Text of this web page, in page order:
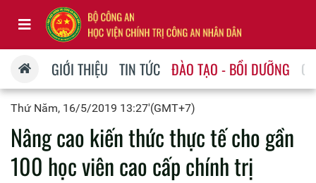
GIỚI THIỆU TIN TỨC ĐÀO TẠO - BỒI DƯỠNG
Thứ Năm, 16/5/2019 13:27'(GMT+7)
Nâng cao kiến thức thực tế cho gần
100 học viên cao cấp chính trị